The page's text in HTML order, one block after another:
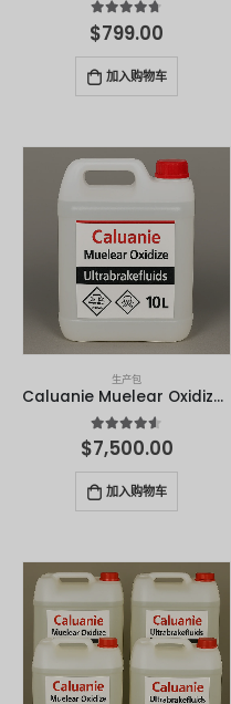
4.67满分 5 分
$799.00
加入购物车
生产包
Caluanie Muelear Oxidize - 10 升
4.50满分 5 分
$7,500.00
加入购物车